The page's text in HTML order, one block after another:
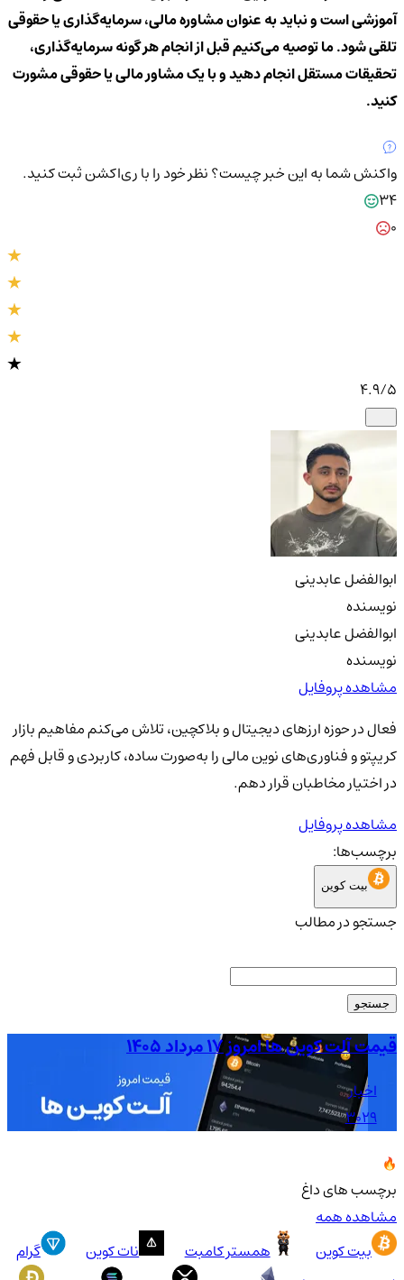
آموزشی است و نباید به عنوان مشاوره مالی، سرمایه‌گذاری یا حقوقی
تلقی شود. ما توصیه می‌کنیم قبل از انجام هر گونه سرمایه‌گذاری،
تحقیقات مستقل انجام دهید و با یک مشاور مالی یا حقوقی مشورت
کنید.
واکنش شما به این خبر چیست؟نظر خود را با ری‌اکشن ثبت کنید.
34
4.9/5
ابوالفضل عابدینی
نویسنده
ابوالفضل عابدینی
نویسنده
مشاهده پروفایل
فعال در حوزه ارزهای دیجیتال و بلاکچین، تلاش می‌کنم مفاهیم بازار
کریپتو و فناوری‌های نوین مالی را به‌صورت ساده، کاربردی و قابل فهم
در اختیار مخاطبان قرار دهم.
مشاهده پروفایل
برچسب‌ها:
بیت کوین
جستجو در مطالب
جستجو
قیمت آلت کوین ها امروز ۱۷ مرداد ۱۴۰۵
اخبار
3029
برچسب های داغ
مشاهده همه
بیت کوین
همستر کامبت نات کوین
گرام